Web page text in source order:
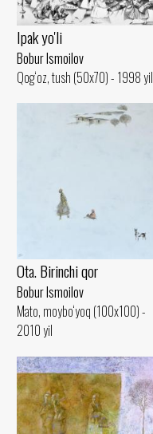
Ipak yo'li
Bobur Ismoilov
Qog‘oz, tush (50x70) - 1998 yil
Ota. Birinchi qor
Bobur Ismoilov
Mato, moybo‘yoq (100x100) -
2010 yil